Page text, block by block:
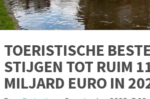
TOERISTISCHE
STIJGEN TOT RUIM
MILJARD EURO IN